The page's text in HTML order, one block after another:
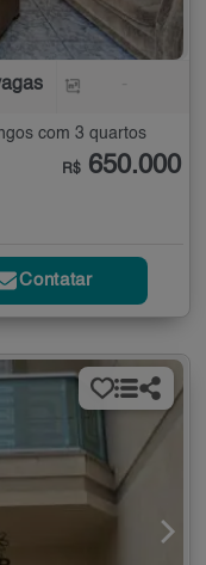
com 3 quartos
R$ 650.000
Contatar